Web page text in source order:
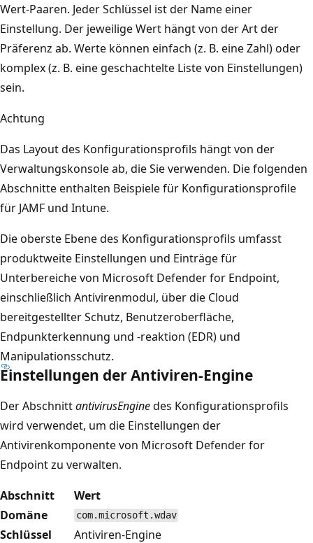
Wert-Paaren. Jeder Schlüssel ist der Name einer
Einstellung. Der jeweilige Wert hängt von der Art der
Präferenz ab. Werte können einfach (z. B. eine Zahl) oder
komplex (z. B. eine geschachtelte Liste von Einstellungen)
sein.
Achtung
Das Layout des Konfigurationsprofils hängt von der
Verwaltungskonsole ab, die Sie verwenden. Die folgenden
Abschnitte enthalten Beispiele für Konfigurationsprofile
für JAMF und Intune.
Die oberste Ebene des Konfigurationsprofils umfasst
produktweite Einstellungen und Einträge für
Unterbereiche von Microsoft Defender for Endpoint,
einschließlich Antivirenmodul, über die Cloud
bereitgestellter Schutz, Benutzeroberfläche,
Endpunkterkennung und -reaktion (EDR) und
Manipulationsschutz.
Einstellungen der Antiviren-Engine
Der AbschnittantivirusEnginedes Konfigurationsprofils
wird verwendet, um die Einstellungen der
Antivirenkomponente von Microsoft Defender for
Endpoint zu verwalten.
Abschnitt
Wert
Domäne
com.microsoft.wdav
Schlüssel
Antiviren-Engine